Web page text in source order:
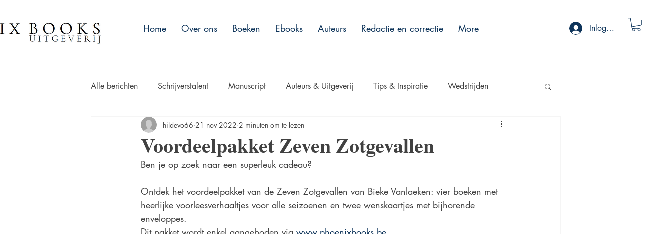
Home Over ons Boeken Ebooks Auteurs Redactie en correctie More Inloggen
Alle berichten Schrijverstalent Manuscript Auteurs & Uitgeverij Tips & Inspiratie Wedstrijden
Evenementen Wordt verwacht!
Voordeelpakket Zeven Zotgevallen
hildevo66 21 nov 2022 2 minuten om te lezen
Ben je op zoek naar een superleuk cadeau?
Ontdek het voordeelpakket van de Zeven Zotgevallen van Bieke Vanlaeken: vier boeken met
heerlijke voorleesverhaaltjes voor alle seizoenen en twee wenskaartjes met bijhorende
enveloppes.
Dit pakket wordt enkel aangeboden via www.phoenixbooks.be